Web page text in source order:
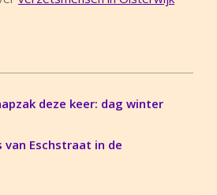
deze keer: dag winter
van Eschstraat in de